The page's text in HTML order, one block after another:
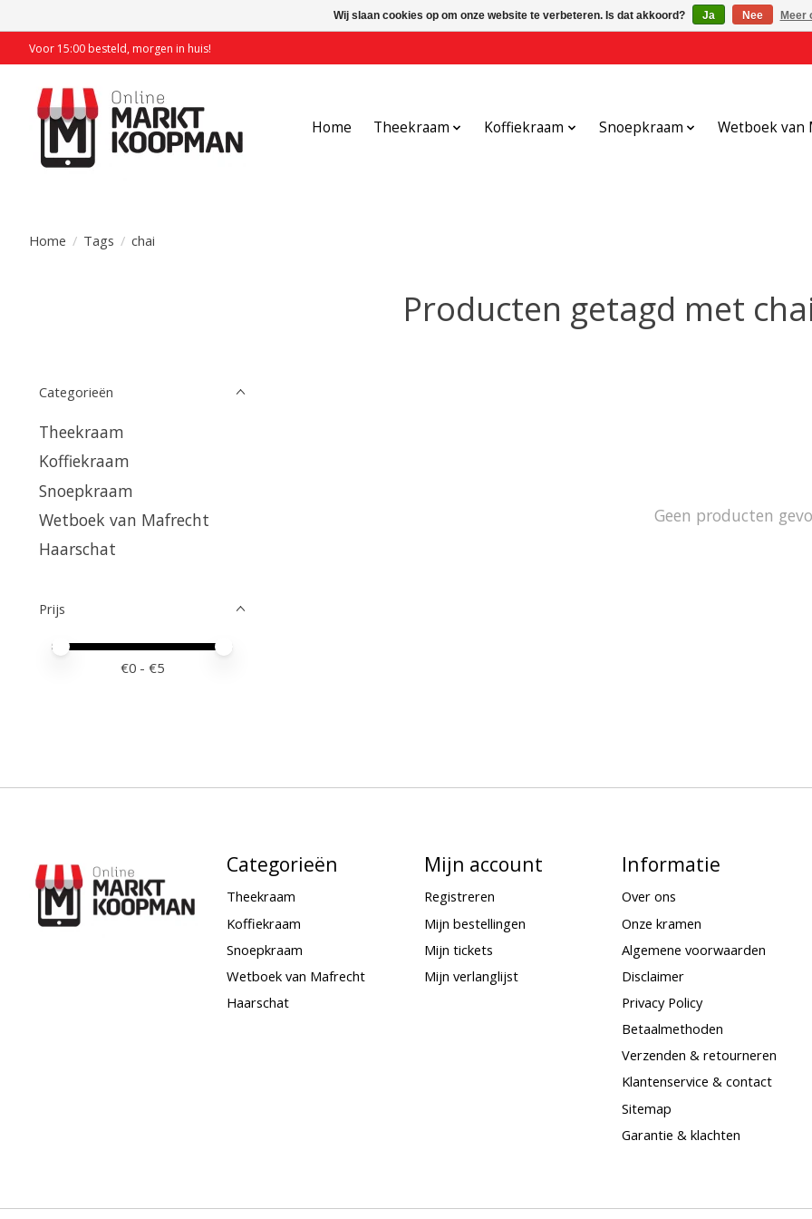
Voor 15:00 besteld, morgen in huis!
Home Theekraam Koffiekraam Snoepkraam Wetboek van
Home / Tags / chai
Producten getagd met chai
Categorieën
Theekraam
Koffiekraam
Snoepkraam
Wetboek van Mafrecht
Haarschat
Prijs
Minimale prijswaarde
Price maximum value
€0 - €5
Geen producten
Categorieën
Theekraam
Koffiekraam
Snoepkraam
Wetboek van Mafrecht
Haarschat
Mijn account
Registreren
Mijn bestellingen
Mijn tickets
Mijn verlanglijst
Informatie
Over ons
Onze kramen
Algemene voorwaarden
Disclaimer
Privacy Policy
Betaalmethoden
Verzenden & retourneren
Klantenservice & contact
Sitemap
Garantie & klachten
Wij slaan cookies op om onze website te verbeteren. Is dat akkoord? Ja Nee Meer